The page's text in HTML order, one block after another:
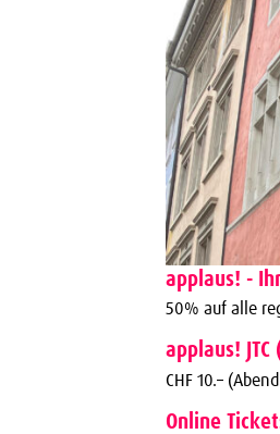
applaus! -
50% auf alle
applaus!
CHF 10.–
Online